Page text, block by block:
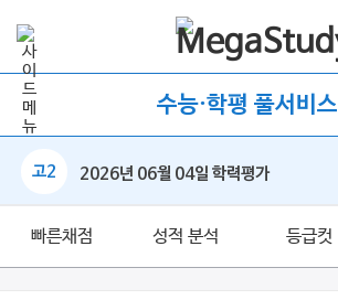
수능·학평 풀서비스
고2 2026년 06월 04일 학력평가
빠른채점 성적 분석 등급컷